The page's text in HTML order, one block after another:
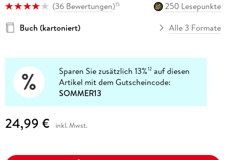
(36 Bewertungen)15
250 Lesepunkte
Buch (kartoniert)
Alle 3 Formate
Sparen Sie zusätzlich 13%12 auf diesen
Artikel mit dem Gutscheincode:
SOMMER13
24,99 € inkl. Mwst.